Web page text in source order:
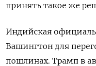
принять такое же
Индийская
Вашингтон для
пошлинах. Трамп в